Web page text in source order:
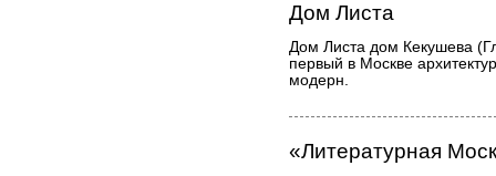
Дом Листа
Дом Листа дом Кекушева
первый в Москве
модерн.
«Литературная